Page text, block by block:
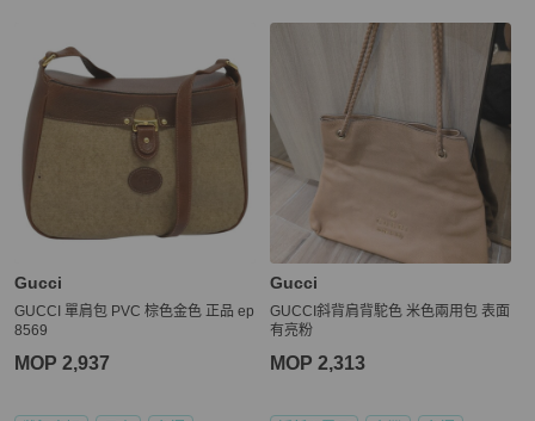
Gucci
GUCCI 單肩包 PVC 棕色金色 正品 ep
8569
MOP 2,937
Gucci
GUCCI斜背肩背駝色 米色兩用包 表面
有亮粉
MOP 2,313